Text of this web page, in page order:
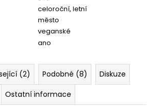
celoroční, letní
město
veganské
ano
(2) Podobné (8)
Diskuze
Ostatní informace